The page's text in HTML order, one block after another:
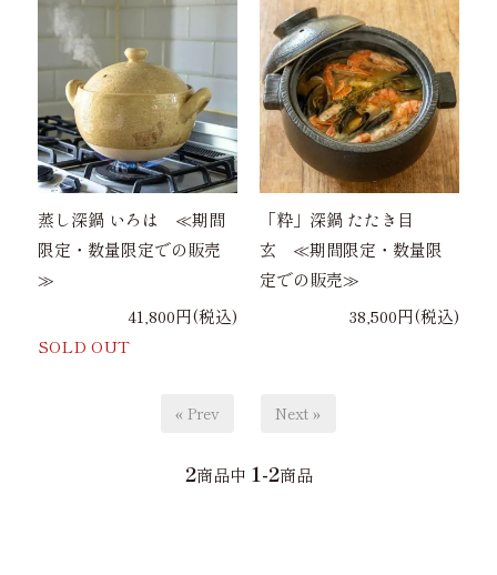
蒸し深鍋 いろは ≪期間
限定・数量限定での販売
≫
41,800円(税込)
SOLD OUT
「粋」深鍋 たたき目
玄 ≪期間限定・数量限
定での販売≫
38,500円(税込)
« Prev Next »
2商品中 1-2商品